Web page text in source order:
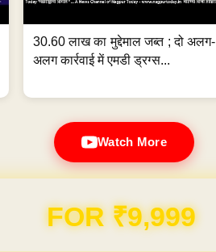
30.60 लाख का मुद्देमाल जब्त ; दो अलग-
अलग कार्रवाई में एमडी ड्रग्स...
Watch More
FOR ₹9,999